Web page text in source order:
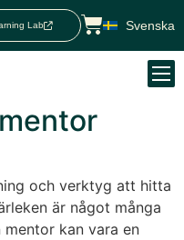
Lab Svenska
och verktyg att hitta
är något många
kan vara en